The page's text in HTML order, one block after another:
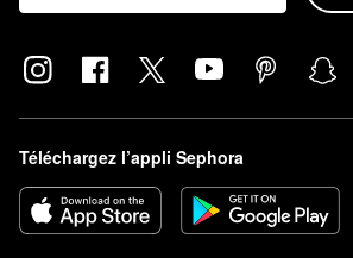
Téléchargez l’appli Sephora